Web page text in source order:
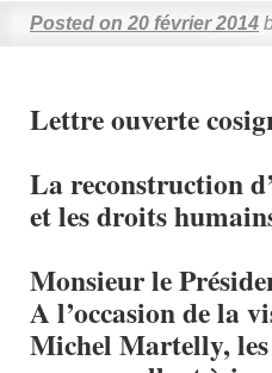
Posted on 20 février 2014
Lettre ouverte
La reconstruction
et les droits
Monsieur le
A l’occasion de la
Michel Martelly,